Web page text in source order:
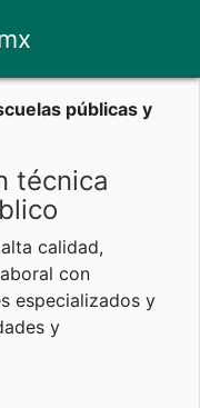
públicas y
técnica
calidad,
con
especializados y
y